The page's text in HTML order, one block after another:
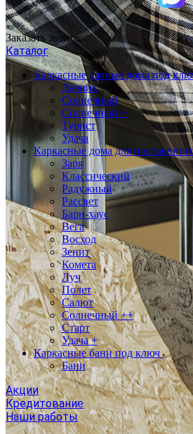
Заказать звонок
Каталог
Каркасные дачные дома под
Дачник
Солнечный
Солнечный +
Турист
Удача
Каркасные дома для
Заря
Классический
Радужный
Рассвет
Барн-хаус
Вега
Восход
Зенит
Комета
Луч
Полет
Салют
Солнечный ++
Старт
Удача +
Каркасные бани под ключ
Бани
Акции
Кредитование
Наши работы